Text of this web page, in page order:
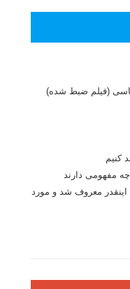
(فیلم ضبط شده)
کنیم
مفهومی دارند
اینقدر معروف شد و مورد